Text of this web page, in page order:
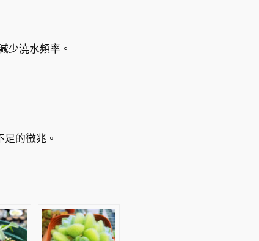
少澆水頻率。
的徵兆。